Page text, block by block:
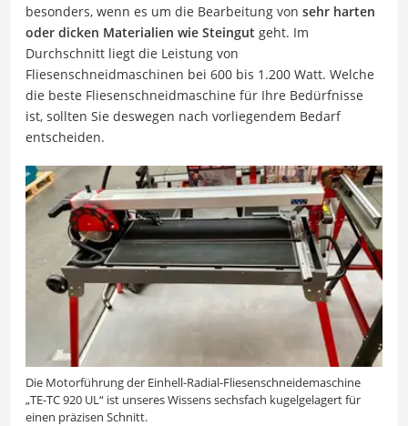
besonders, wenn es um die Bearbeitung von sehr harten
oder dicken Materialien wie Steingut geht. Im
Durchschnitt liegt die Leistung von
Fliesenschneidmaschinen bei 600 bis 1.200 Watt. Welche
die beste Fliesenschneidmaschine für Ihre Bedürfnisse
ist, sollten Sie deswegen nach vorliegendem Bedarf
entscheiden.
Die Motorführung der Einhell-Radial-Fliesenschneidemaschine
„TE-TC 920 UL“ ist unseres Wissens sechsfach kugelgelagert für
einen präzisen Schnitt.